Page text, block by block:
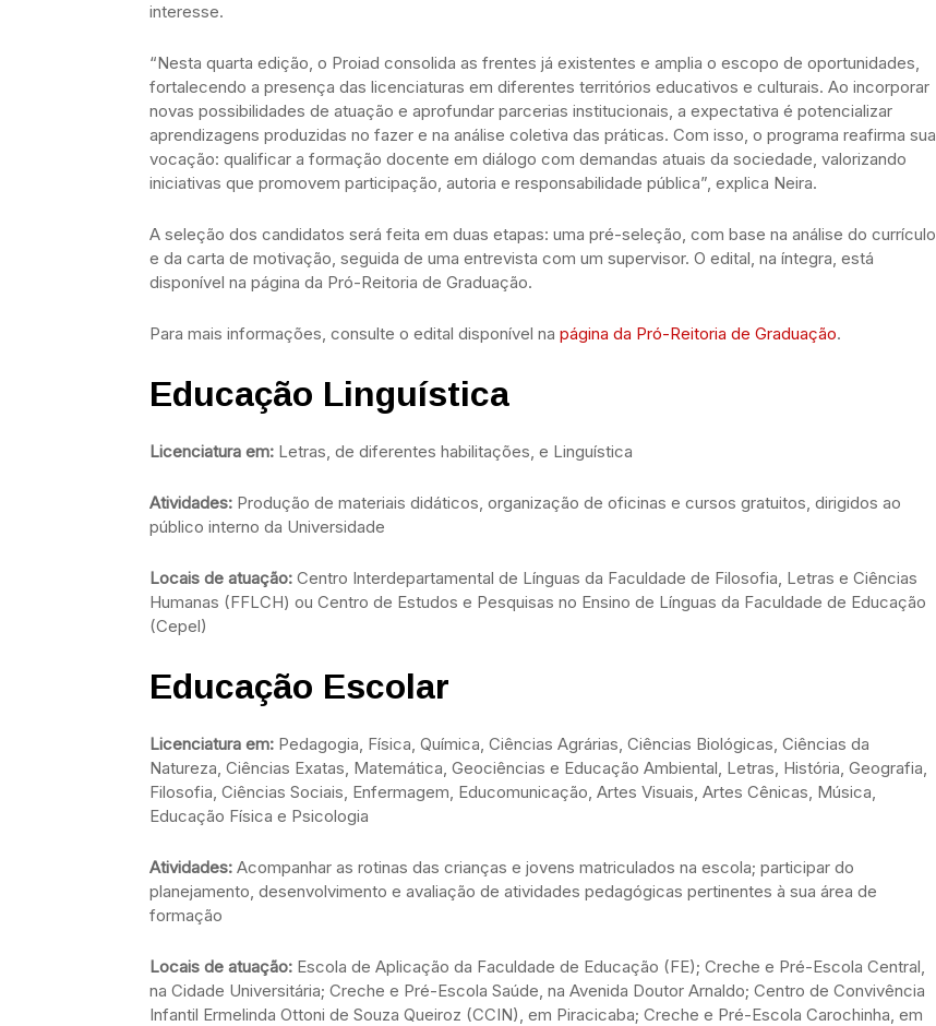
interesse.
“Nesta quarta edição, o Proiad consolida as frentes já existentes e amplia o escopo de oportunidades,
fortalecendo a presença das licenciaturas em diferentes territórios educativos e culturais. Ao incorporar
novas possibilidades de atuação e aprofundar parcerias institucionais, a expectativa é potencializar
aprendizagens produzidas no fazer e na análise coletiva das práticas. Com isso, o programa reafirma sua
vocação: qualificar a formação docente em diálogo com demandas atuais da sociedade, valorizando
iniciativas que promovem participação, autoria e responsabilidade pública”, explica Neira.
A seleção dos candidatos será feita em duas etapas: uma pré-seleção, com base na análise do currículo
e da carta de motivação, seguida de uma entrevista com um supervisor. O edital, na íntegra, está
disponível na página da Pró-Reitoria de Graduação.
Para mais informações, consulte o edital disponível na página da Pró-Reitoria de Graduação.
Educação Linguística
Licenciatura em: Letras, de diferentes habilitações, e Linguística
Atividades: Produção de materiais didáticos, organização de oficinas e cursos gratuitos, dirigidos ao
público interno da Universidade
Locais de atuação: Centro Interdepartamental de Línguas da Faculdade de Filosofia, Letras e Ciências
Humanas (FFLCH) ou Centro de Estudos e Pesquisas no Ensino de Línguas da Faculdade de Educação
(Cepel)
Educação Escolar
Licenciatura em: Pedagogia, Física, Química, Ciências Agrárias, Ciências Biológicas, Ciências da
Natureza, Ciências Exatas, Matemática, Geociências e Educação Ambiental, Letras, História, Geografia,
Filosofia, Ciências Sociais, Enfermagem, Educomunicação, Artes Visuais, Artes Cênicas, Música,
Educação Física e Psicologia
Atividades: Acompanhar as rotinas das crianças e jovens matriculados na escola; participar do
planejamento, desenvolvimento e avaliação de atividades pedagógicas pertinentes à sua área de
formação
Locais de atuação: Escola de Aplicação da Faculdade de Educação (FE); Creche e Pré-Escola Central,
na Cidade Universitária; Creche e Pré-Escola Saúde, na Avenida Doutor Arnaldo; Centro de Convivência
Infantil Ermelinda Ottoni de Souza Queiroz (CCIN), em Piracicaba; Creche e Pré-Escola Carochinha, em